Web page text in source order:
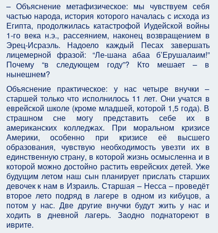
– Объяснение метафизическое: мы чувствуем себя
частью народа, история которого началась с исхода из
Египта, продолжилась катастрофой Иудейской войны
1-го века н.э., рассеянием, наконец возвращением в
Эрец-Исраэль. Надоело каждый Песах завершать
лицемерной фразой: “Ле-шана абаа б’Ерушалаим!”
Почему “в следующем году”? Кто мешает – в
нынешнем?
Объяснение практическое: у нас четыре внучки –
старшей только что исполнилось 11 лет. Они учатся в
еврейской школе (кроме младшей, которой 1,5 года). В
страшном сне могу представить себе их в
американских колледжах. При моральном кризисе
Америки, особенно при кризисе её высшего
образования, чувствую необходимость увезти их в
единственную страну, в которой жизнь осмысленна и в
которой можно достойно растить еврейских детей. Уже
будущим летом наш сын планирует прислать старших
девочек к нам в Израиль. Старшая – Несса – проведёт
второе лето подряд в лагере в одном из кибуцов, а
потом у нас. Две другие внучки будут жить у нас и
ходить в дневной лагерь. Заодно поднатореют в
иврите.